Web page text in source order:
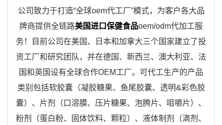
公司致力于打造“全球oem代工厂”模式，为客户各大品
牌商提供全链路美国进口保健食品oem/odm代加工服
务！目前公司在美国、日本和加拿大三个国家建立了投
资工厂和研究团队，并在德国、新西兰、澳大利亚、法
国和英国设有全球合作OEM工厂。 可代工生产的产品
类别包括软胶囊（凝胶糖果、鱼尾胶囊、透明&彩色胶
囊）、片剂（口溶膜、压片糖果、泡腾片、咀嚼片）、
粉剂（蛋白粉、固体饮料、颗粒）、液体制剂（滴剂、